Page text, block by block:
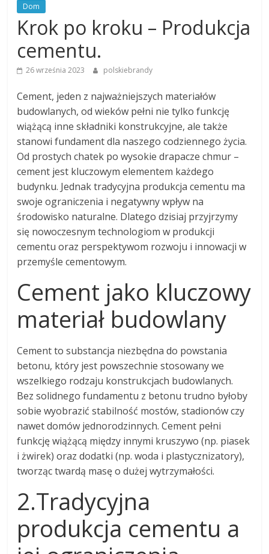
Dom
Krok po kroku – Produkcja
cementu.
26 września 2023 polskiebrandy
Cement, jeden z najważniejszych materiałów
budowlanych, od wieków pełni nie tylko funkcję
wiążącą inne składniki konstrukcyjne, ale także
stanowi fundament dla naszego codziennego życia.
Od prostych chatek po wysokie drapacze chmur –
cement jest kluczowym elementem każdego
budynku. Jednak tradycyjna produkcja cementu ma
swoje ograniczenia i negatywny wpływ na
środowisko naturalne. Dlatego dzisiaj przyjrzymy
się nowoczesnym technologiom w produkcji
cementu oraz perspektywom rozwoju i innowacji w
przemyśle cementowym.
Cement jako kluczowy
materiał budowlany
Cement to substancja niezbędna do powstania
betonu, który jest powszechnie stosowany we
wszelkiego rodzaju konstrukcjach budowlanych.
Bez solidnego fundamentu z betonu trudno byłoby
sobie wyobrazić stabilność mostów, stadionów czy
nawet domów jednorodzinnych. Cement pełni
funkcję wiążącą między innymi kruszywo (np. piasek
i żwirek) oraz dodatki (np. woda i plastycznizatory),
tworząc twardą masę o dużej wytrzymałości.
2.Tradycyjna
produkcja cementu a